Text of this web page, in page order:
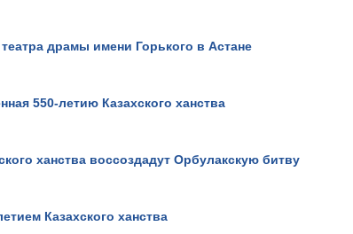
драмы имени Горького в Астане
550-летию Казахского ханства
ханства воссоздадут Орбулакскую битву
Казахского ханства